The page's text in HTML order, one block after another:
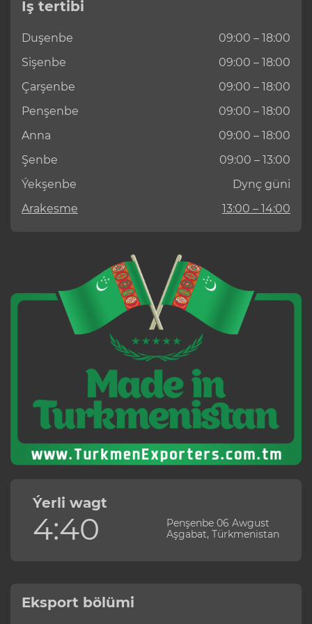
Iş tertibi
Duşenbe
09:00 – 18:00
Sişenbe
09:00 – 18:00
Çarşenbe
09:00 – 18:00
Penşenbe
09:00 – 18:00
Anna
09:00 – 18:00
Şenbe
09:00 – 13:00
Ýekşenbe
Dynç güni
Arakesme
13:00 – 14:00
Ýerli wagt
4:40
Penşenbe 06 Awgust
Aşgabat, Türkmenistan
Eksport bölümi